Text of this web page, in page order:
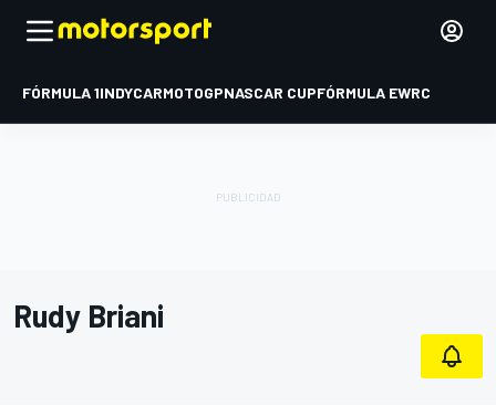
FÓRMULA 1INDYCARMOTOGPNASCAR CUPFÓRMULA EWRC
Rudy Briani